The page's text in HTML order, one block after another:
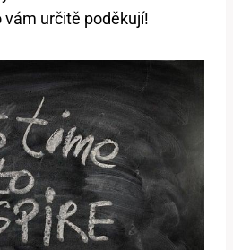
určitě poděkují!